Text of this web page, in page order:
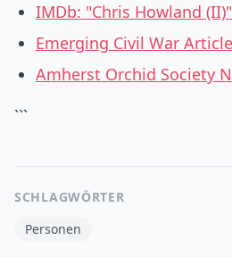
IMDb: "Chris Howland (II)"
Emerging Civil War Article
Amherst Orchid Society
```
SCHLAGWÖRTER
Personen